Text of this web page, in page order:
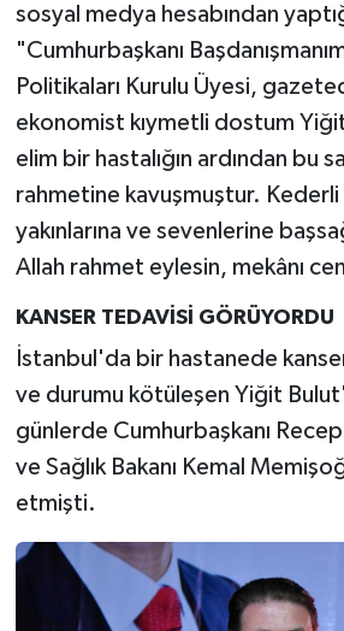
sosyal medya hesabından
"Cumhurbaşkanı
Politikaları Kurulu Üyesi,
ekonomist kıymetli dostum
elim bir hastalığın ardından bu
rahmetine kavuşmuştur. Kederli
yakınlarına ve sevenlerine
Allah rahmet eylesin, mekânı
KANSER TEDAVİSİ GÖRÜYORDU
İstanbul'da bir hastanede
ve durumu kötüleşen Yiğit
günlerde Cumhurbaşkanı
ve Sağlık Bakanı Kemal
etmişti.